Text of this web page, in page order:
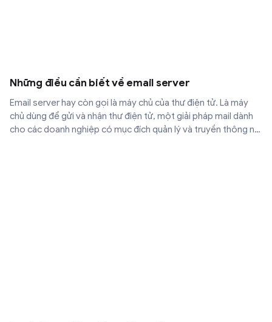
Những điều cần biết về email server
Email server hay còn gọi là máy chủ của thư điện tử. Là máy
chủ dùng để gửi và nhận thư điện tử, một giải pháp mail dành
cho các doanh nghiệp có mục đích quản lý và truyền thông nội